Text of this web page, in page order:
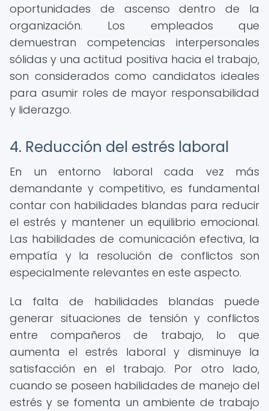
oportunidades de ascenso dentro de la
organización. Los empleados que
demuestran competencias interpersonales
sólidas y una actitud positiva hacia el trabajo,
son considerados como candidatos ideales
para asumir roles de mayor responsabilidad
y liderazgo.
4. Reducción del estrés laboral
En un entorno laboral cada vez más
demandante y competitivo, es fundamental
contar con habilidades blandas para reducir
el estrés y mantener un equilibrio emocional.
Las habilidades de comunicación efectiva, la
empatía y la resolución de conflictos son
especialmente relevantes en este aspecto.
La falta de habilidades blandas puede
generar situaciones de tensión y conflictos
entre compañeros de trabajo, lo que
aumenta el estrés laboral y disminuye la
satisfacción en el trabajo. Por otro lado,
cuando se poseen habilidades de manejo del
estrés y se fomenta un ambiente de trabajo